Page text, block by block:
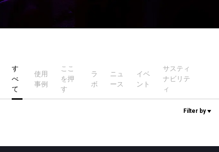
す
べ
て
使用
事例
ここ
を押
す
ラ
ボ
ニュ
ース
イベ
ント
サスティ
ナビリテ
ィ
Filter by
サスティナビリティ